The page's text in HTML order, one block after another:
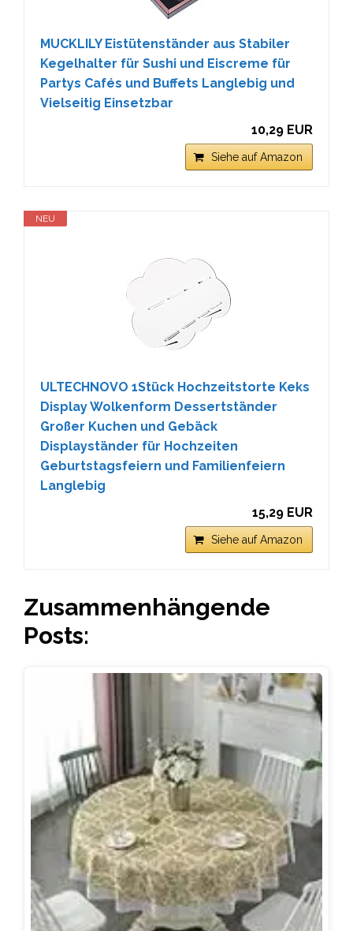
MUCKLILY Eistütenständer aus Stabiler
Kegelhalter für Sushi und Eiscreme für
Partys Cafés und Buffets Langlebig und
Vielseitig Einsetzbar
10,29 EUR
Siehe auf Amazon
NEU
ULTECHNOVO 1Stück Hochzeitstorte Keks
Display Wolkenform Dessertständer
Großer Kuchen und Gebäck
Displayständer für Hochzeiten
Geburtstagsfeiern und Familienfeiern
Langlebig
15,29 EUR
Siehe auf Amazon
Zusammenhängende
Posts: